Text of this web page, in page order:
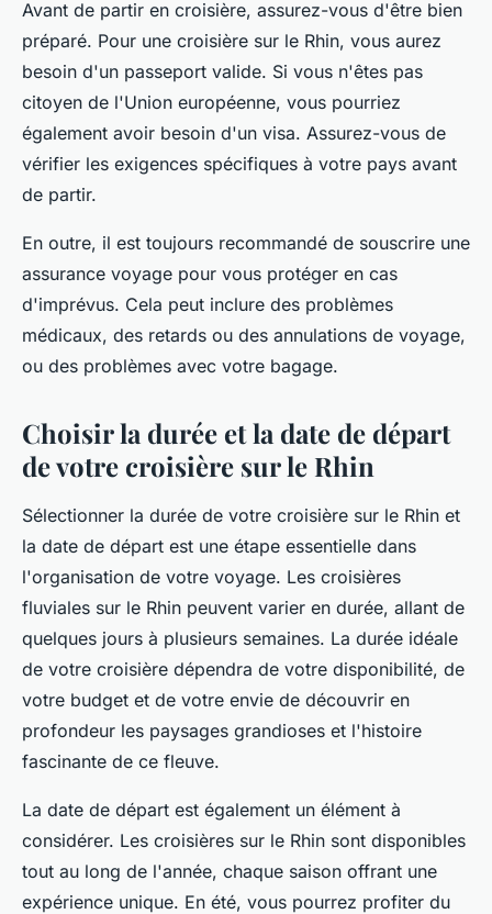
Avant de partir en croisière, assurez-vous d'être bien
préparé. Pour une croisière sur le Rhin, vous aurez
besoin d'un passeport valide. Si vous n'êtes pas
citoyen de l'Union européenne, vous pourriez
également avoir besoin d'un visa. Assurez-vous de
vérifier les exigences spécifiques à votre pays avant
de partir.
En outre, il est toujours recommandé de souscrire une
assurance voyage pour vous protéger en cas
d'imprévus. Cela peut inclure des problèmes
médicaux, des retards ou des annulations de voyage,
ou des problèmes avec votre bagage.
Choisir la durée et la date de départ
de votre croisière sur le Rhin
Sélectionner la durée de votre croisière sur le Rhin et
la date de départ est une étape essentielle dans
l'organisation de votre voyage. Les croisières
fluviales sur le Rhin peuvent varier en durée, allant de
quelques jours à plusieurs semaines. La durée idéale
de votre croisière dépendra de votre disponibilité, de
votre budget et de votre envie de découvrir en
profondeur les paysages grandioses et l'histoire
fascinante de ce fleuve.
La date de départ est également un élément à
considérer. Les croisières sur le Rhin sont disponibles
tout au long de l'année, chaque saison offrant une
expérience unique. En été, vous pourrez profiter du